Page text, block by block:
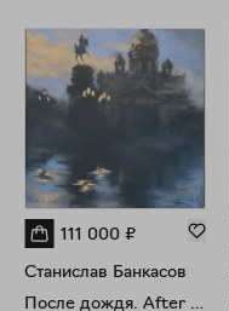
111 000 ₽
Станислав Банкасов
После дождя. After the rain